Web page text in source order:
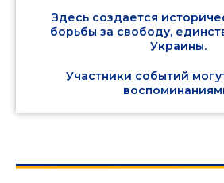
Здесь создается
борьбы за свободу,
Украины.
Участники событий